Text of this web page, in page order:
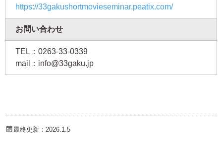
https://33gakushortmovieseminar.peatix.com/
お問い合わせ
TEL：0263-33-0339
mail：info@33gaku.jp
最終更新：2026.1.5